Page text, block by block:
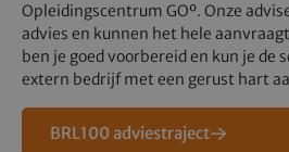
Opleidingscentrum GOº. Onze
advies en kunnen het hele
ben je goed voorbereid en kun je de
extern bedrijf met een gerust hart
BRL100 adviestraject